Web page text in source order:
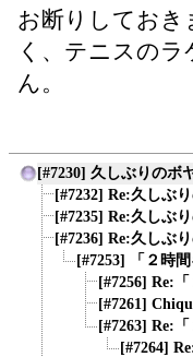
お断りしておき
く、テニスの
ん。
[#7230] 久しぶりのボ
[#7232] Re:久しぶ
[#7235] Re:久しぶ
[#7236] Re:久しぶ
[#7253] 「２時
[#7256] Re:
[#7261]
[#7263] Re:
[#7264]